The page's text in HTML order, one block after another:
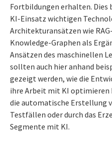
Fortbildungen erhalten.
KI-Einsatz wichtigen
Architekturansätzen wie
Knowledge-Graphen als
Ansätzen des maschinellen
sollten auch hier anhand
gezeigt werden, wie die
ihre Arbeit mit KI optimieren
die automatische Erstellung
Testfällen oder durch das
Segmente mit KI.